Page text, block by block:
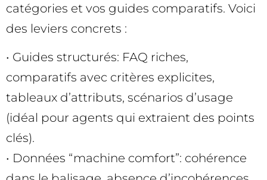
catégories et vos guides comparatifs. Voici
des leviers concrets :
• Guides structurés: FAQ riches,
comparatifs avec critères explicites,
tableaux d’attributs, scénarios d’usage
(idéal pour agents qui extraient des points
clés).
• Données “machine comfort”: cohérence